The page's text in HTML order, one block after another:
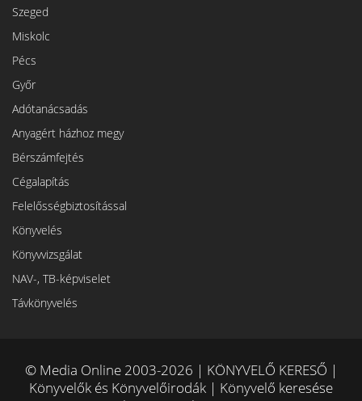
Szeged
Miskolc
Pécs
Győr
Adótanácsadás
Anyagért házhoz megy
Bérszámfejtés
Cégalapítás
Felelősségbiztosítással
Könyvelés
Könyvvizsgálat
NAV-, TB-képviselet
Távkönyvelés
© Media Online 2003-2026 | KÖNYVELŐ KERESŐ |
Könyvelők és Könyvelőirodák | Könyvelő keresése